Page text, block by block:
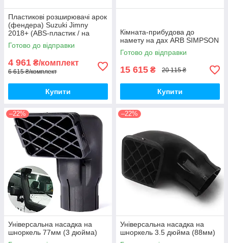
Пластикові розширювачі арок
(фендера) Suzuki Jimny
2018+ (ABS-пластик / на
скотчі 3М)
Готово до відправки
4 961 ₴/комплект
6 615 ₴/комплект
Купити
Кімната-прибудова до
намету на дах ARB SIMPSON
Готово до відправки
15 615 ₴ 20 115 ₴
Купити
–22%
Універсальна насадка на
шноркель 77мм (3 дюйма)
–22%
Універсальна насадка на
шноркель 3.5 дюйма (88мм)